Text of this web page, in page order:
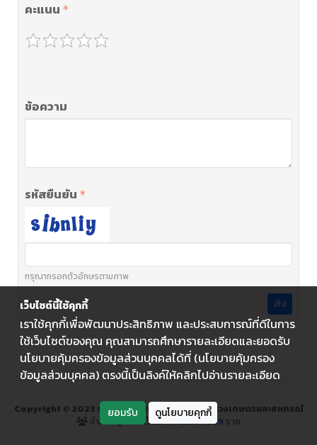
คะแนน
ข้อความ
รหัสยืนยัน
กรุณากรอกตัวอักษรตามภาพ
ส่ง
Copyright © 2023 กรมส่งเสริมการเกษตร กระทรวงเกษตรและสหกรณ์
จำนวนผู้เข้าชมเว็บไซต์ :19,854,089 ราย
เว็บไซต์นี้ใช้คุกกี้
เราใช้คุกกี้เพื่อพัฒนาประสิทธิภาพ และประสบการณ์ที่ดีในการ
ใช้เว็บไซต์ของคุณ คุณสามารถศึกษารายละเอียดและยอดรับ
นโยบายคุ้มครองข้อมูลส่วนบุคคลได้ที่ (นโยบายคุ้มครอง
ข้อมูลส่วนบุคคล) ตรงนี้เป็นลิงค์ให้คลิกไปอ่านรายละเอียด
ยอมรับ ดูนโยบายคุกกี้